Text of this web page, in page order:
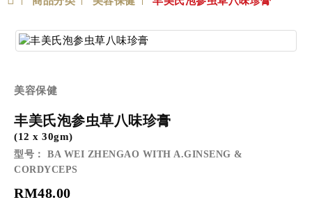
美容保健
丰美氏泡参虫草八味珍膏
(12 x 30gm)
型号： BA WEI ZHENGAO WITH A.GINSENG &
CORDYCEPS
RM48.00